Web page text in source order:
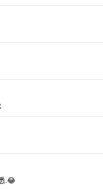
.😂